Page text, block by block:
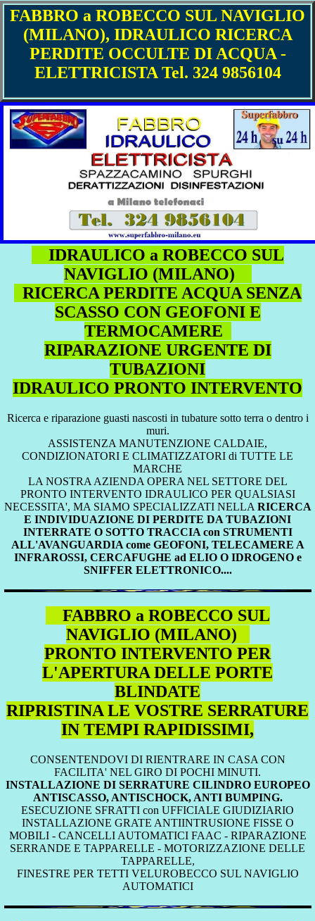
FABBRO a ROBECCO SUL NAVIGLIO
(MILANO), IDRAULICO RICERCA
PERDITE OCCULTE DI ACQUA -
ELETTRICISTA Tel. 324 9856104
IDRAULICO a ROBECCO SUL
NAVIGLIO (MILANO)
RICERCA PERDITE ACQUA SENZA
SCASSO CON GEOFONI E
TERMOCAMERE
RIPARAZIONE URGENTE DI
TUBAZIONI
IDRAULICO PRONTO INTERVENTO
Ricerca e riparazione guasti nascosti in tubature sotto terra o dentro i
muri.
ASSISTENZA MANUTENZIONE CALDAIE,
CONDIZIONATORI E CLIMATIZZATORI di TUTTE LE
MARCHE
LA NOSTRA AZIENDA OPERA NEL SETTORE DEL
PRONTO INTERVENTO IDRAULICO PER QUALSIASI
NECESSITA', MA SIAMO SPECIALIZZATI NELLA RICERCA
E INDIVIDUAZIONE DI PERDITE DA TUBAZIONI
INTERRATE O SOTTO TRACCIA con STRUMENTI
ALL'AVANGUARDIA come GEOFONI, TELECAMERE A
INFRAROSSI, CERCAFUGHE ad ELIO O IDROGENO e
SNIFFER ELETTRONICO....
FABBRO a ROBECCO SUL
NAVIGLIO (MILANO)
PRONTO INTERVENTO PER
L'APERTURA DELLE PORTE
BLINDATE
RIPRISTINA LE VOSTRE SERRATURE
IN TEMPI RAPIDISSIMI,
CONSENTENDOVI DI RIENTRARE IN CASA CON
FACILITA' NEL GIRO DI POCHI MINUTI.
INSTALLAZIONE DI SERRATURE CILINDRO EUROPEO
ANTISCASSO, ANTISCHOCK, ANTI BUMPING.
ESECUZIONE SFRATTI con UFFICIALE GIUDIZIARIO
INSTALLAZIONE GRATE ANTIINTRUSIONE FISSE O
MOBILI - CANCELLI AUTOMATICI FAAC - RIPARAZIONE
SERRANDE E TAPPARELLE - MOTORIZZAZIONE DELLE
TAPPARELLE,
FINESTRE PER TETTI VELUROBECCO SUL NAVIGLIO
AUTOMATICI